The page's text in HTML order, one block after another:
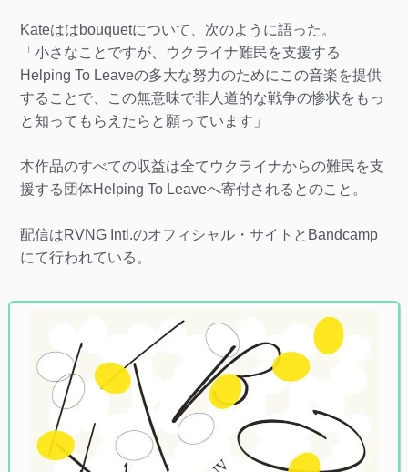
Kateははbouquetについて、次のように語った。
「小さなことですが、ウクライナ難民を支援する
Helping To Leaveの多大な努力のためにこの音楽を提供
することで、この無意味で非人道的な戦争の惨状をもっ
と知ってもらえたらと願っています」
本作品のすべての収益は全てウクライナからの難民を支
援する団体Helping To Leaveへ寄付されるとのこと。
配信はRVNG Intl.のオフィシャル・サイトとBandcamp
にて行われている。